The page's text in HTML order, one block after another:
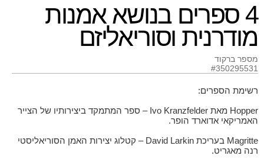
4 ספרים בנושא אמנות
מודרנית וסוריאליזם
מספר ברקוד
#350295531
רשימת הספרים:
Hopper מאת Ivo Kranzfelder – ספר המתמקד ביצירותיו של הצייר
האמריקאי אדוארד הופר.
Magritte בעריכת David Larkin – קטלוג יצירות האמן הסוריאליסטי
רנה מאגריט.